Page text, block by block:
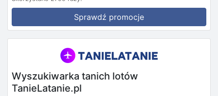
Sprawdź promocje
Wyszukiwarka tanich lotów
TanieLatanie.pl